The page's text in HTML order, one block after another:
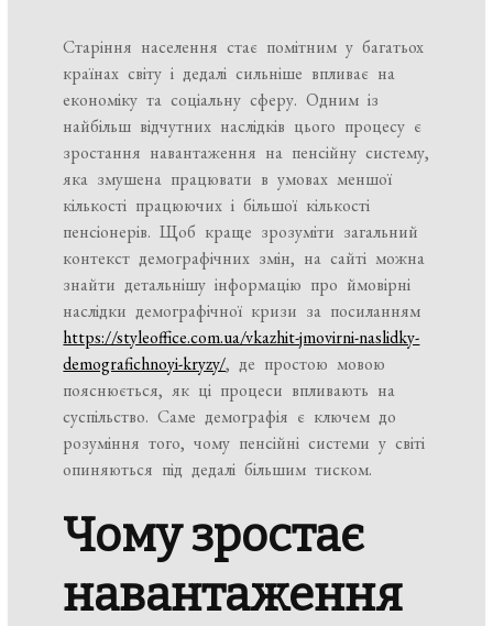
Старіння населення стає помітним у багатьох
країнах світу і дедалі сильніше впливає на
економіку та соціальну сферу. Одним із
найбільш відчутних наслідків цього процесу є
зростання навантаження на пенсійну систему,
яка змушена працювати в умовах меншої
кількості працюючих і більшої кількості
пенсіонерів. Щоб краще зрозуміти загальний
контекст демографічних змін, на сайті можна
знайти детальнішу інформацію про ймовірні
наслідки демографічної кризи за посиланням
https://styleoffice.com.ua/vkazhit-jmovirni-naslidky-
demografichnoyi-kryzy/, де простою мовою
пояснюється, як ці процеси впливають на
суспільство. Саме демографія є ключем до
розуміння того, чому пенсійні системи у світі
опиняються під дедалі більшим тиском.
Чому зростає
навантаження